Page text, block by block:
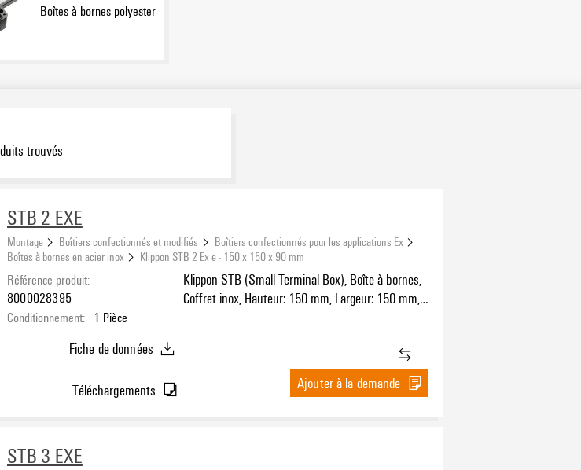
Boîtes à bornes polyester
trouvés
STB 2 EXE
Montage Boîtiers confectionnés et modifiés
Boîtiers confectionnés pour les applications Ex
Boîtes à bornes en acier inox
Klippon STB 2 Ex e - 150 x 150 x 90 mm
Référence produit:
8000028395
Conditionnement: 1 Pièce
Klippon STB (Small Terminal Box), Boîte à bornes,
Coffret inox, Hauteur: 150 mm, Largeur: 150 mm,
Fiche de données
Téléchargements Ajouter à la demande
STB 3 EXE